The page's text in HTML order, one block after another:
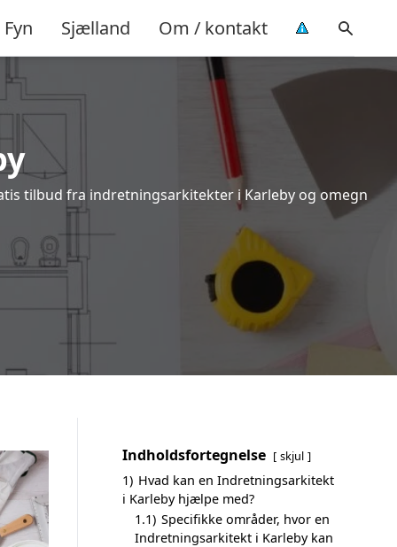
Fyn Sjælland Om / kontakt
tilbud fra indretningsarkitekter i Karleby og omegn
Indholdsfortegnelse skjul
1) Hvad kan en Indretningsarkitekt
i Karleby hjælpe med?
1.1) Specifikke områder, hvor en
Indretningsarkitekt i Karleby kan